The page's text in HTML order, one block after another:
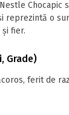
Chocapic
reprezintă o
fier.
Grade)
ferit de